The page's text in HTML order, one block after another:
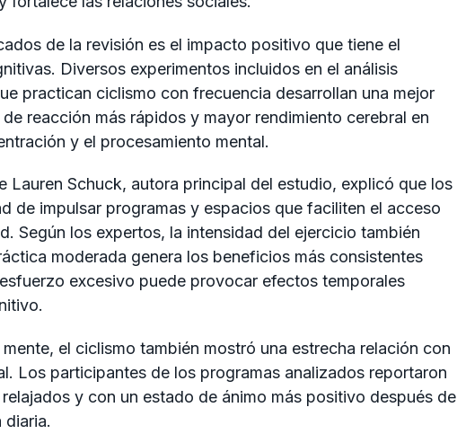
de la revisión es el impacto positivo que tiene el
Diversos experimentos incluidos en el análisis
practican ciclismo con frecuencia desarrollan una mejor
reacción más rápidos y mayor rendimiento cerebral en
y el procesamiento mental.
Lauren Schuck, autora principal del estudio, explicó que los
de impulsar programas y espacios que faciliten el acceso
Según los expertos, la intensidad del ejercicio también
moderada genera los beneficios más consistentes
excesivo puede provocar efectos temporales
el ciclismo también mostró una estrecha relación con
Los participantes de los programas analizados reportaron
y con un estado de ánimo más positivo después de
diaria.